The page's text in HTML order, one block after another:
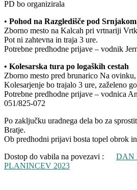
PD bo organizirala
• Pohod na Razgledišče pod Srnjakom
Zborno mesto na Kalcah pri vrtnariji
Pot ni zahtevna in traja 3 ure.
Potrebne predhodne prijave – vodnik
• Kolesarska tura po logaških cestah
Zborno mesto pred brunarico Na
Kolesarjenje bo trajalo 3 ure, zaželeno
Potrebne predhodne prijave – vodnica
051/825-072
Po zaključku uradnega dela bo za
Bratje.
Ob predhodni prijavi bosta topel obrok
Dostop do vabila na povezavi : DAN
PLANINCEV 2023